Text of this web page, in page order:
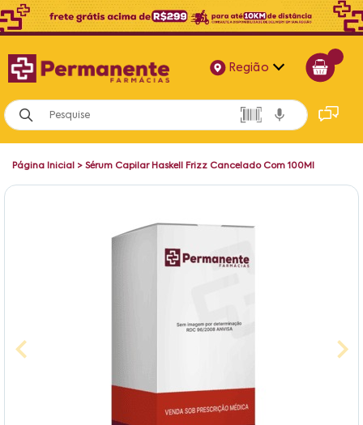
Região
Alagoas
Bahia
Página Inicial > Sérum Capilar Haskell Frizz Cancelado Com 100Ml